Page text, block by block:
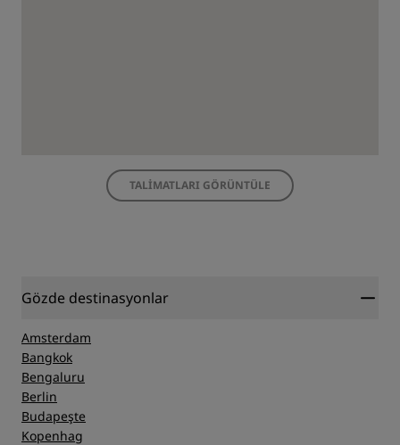
TALIMATLARI GÖRÜNTÜLE
Gözde destinasyonlar
Amsterdam
Bangkok
Bengaluru
Berlin
Budapeşte
Kopenhag